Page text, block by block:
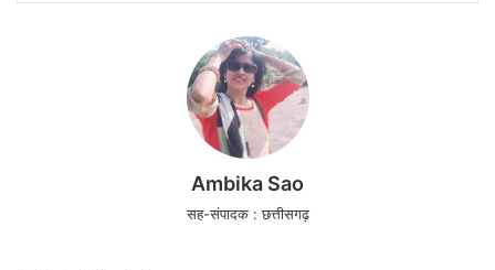
Ambika Sao
सह-संपादक : छत्तीसगढ़